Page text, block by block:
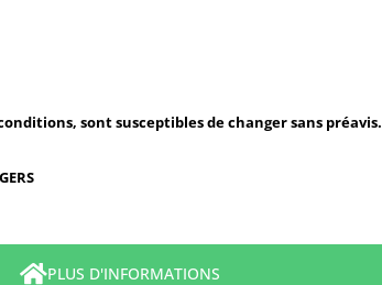
sont susceptibles de changer sans préavis.
PLUS D'INFORMATIONS